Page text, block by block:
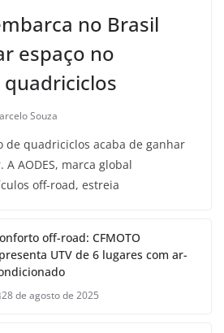
no Brasil
espaço no
Souza
de quadriciclos acaba de ganhar
AODES, marca global
off-road, estreia
off-road: CFMOTO
UTV de 6 lugares com ar-
28 de agosto de 2025